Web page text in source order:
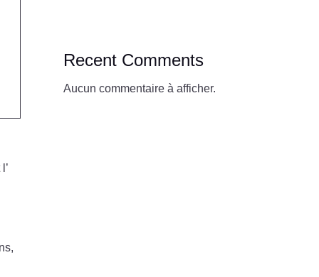
Recent Comments
Aucun commentaire à afficher.